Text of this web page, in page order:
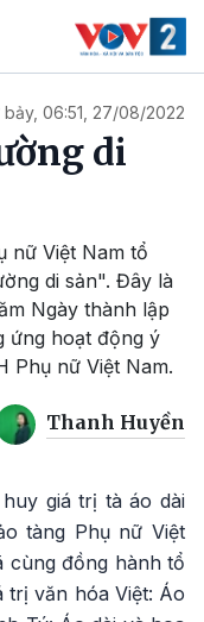
bảy, 06:51, 27/08/2022
di
nữ Việt Nam tổ
di sản". Đây là
Ngày thành lập
ứng hoạt động ý
Phụ nữ Việt Nam.
Thanh Huyền
giá trị tà áo dài
tàng Phụ nữ Việt
cùng đồng hành tổ
trị văn hóa Việt: Áo